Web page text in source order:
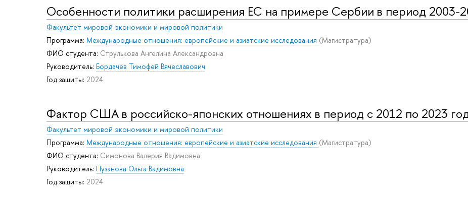
Особенности политики расширения ЕС на примере Сербии в период 2003-
Факультет мировой экономики и мировой политики
Программа: Международные отношения: европейские и азиатские исследования (Магистратура)
ФИО студента: Струлькова Ангелина Александровна
Руководитель: Бордачев Тимофей Вячеславович
Год защиты: 2024
Фактор США в российско-японских отношениях в период с 2012 по 2023
Факультет мировой экономики и мировой политики
Программа: Международные отношения: европейские и азиатские исследования (Магистратура)
ФИО студента: Симонова Валерия Вадимовна
Руководитель: Пузанова Ольга Вадимовна
Год защиты: 2024